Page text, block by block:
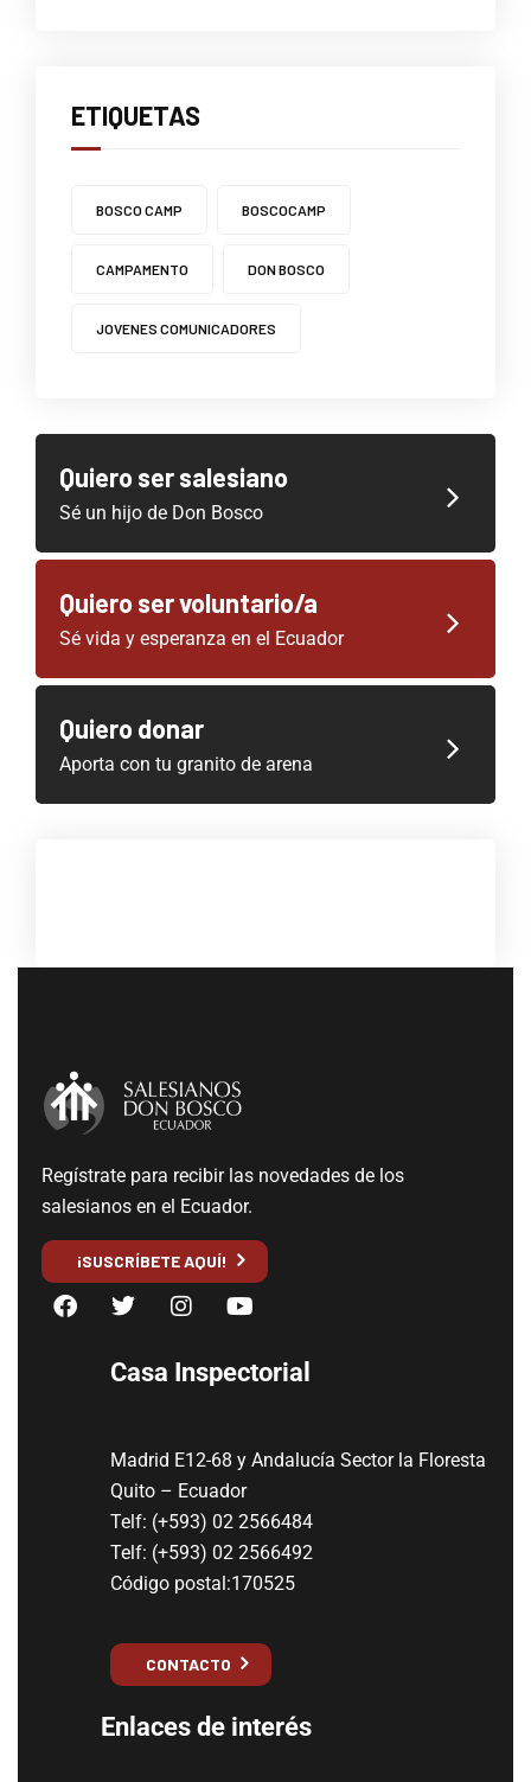
ETIQUETAS
BOSCO CAMP BOSCOCAMP
CAMPAMENTO DON BOSCO
JOVENES COMUNICADORES
Quiero ser salesiano
Sé un hijo de Don Bosco
Quiero ser voluntario/a
Sé vida y esperanza en el Ecuador
Quiero donar
Aporta con tu granito de arena
Regístrate para recibir las novedades de los
salesianos en el Ecuador.
¡SUSCRÍBETE AQUÍ!
Casa Inspectorial
Madrid E12-68 y Andalucía Sector la Floresta
Quito – Ecuador
Telf: (+593) 02 2566484
Telf: (+593) 02 2566492
Código postal:170525
CONTACTO
Enlaces de interés